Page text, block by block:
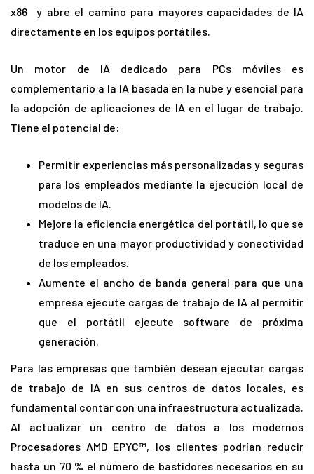
x86 y abre el camino para mayores capacidades de IA
directamente en los equipos portátiles.
Un motor de IA dedicado para PCs móviles es
complementario a la IA basada en la nube y esencial para
la adopción de aplicaciones de IA en el lugar de trabajo.
Tiene el potencial de:
Permitir experiencias más personalizadas y seguras
para los empleados mediante la ejecución local de
modelos de IA.
Mejore la eficiencia energética del portátil, lo que se
traduce en una mayor productividad y conectividad
de los empleados.
Aumente el ancho de banda general para que una
empresa ejecute cargas de trabajo de IA al permitir
que el portátil ejecute software de próxima
generación.
Para las empresas que también desean ejecutar cargas
de trabajo de IA en sus centros de datos locales, es
fundamental contar con una infraestructura actualizada.
Al actualizar un centro de datos a los modernos
Procesadores AMD EPYC™, los clientes podrían reducir
hasta un 70 % el número de bastidores necesarios en su